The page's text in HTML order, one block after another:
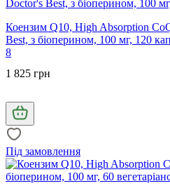
Коензим Q10, High Absorption
Best, з біоперином, 100 мг, 120
8
1 825 грн
Під замовлення